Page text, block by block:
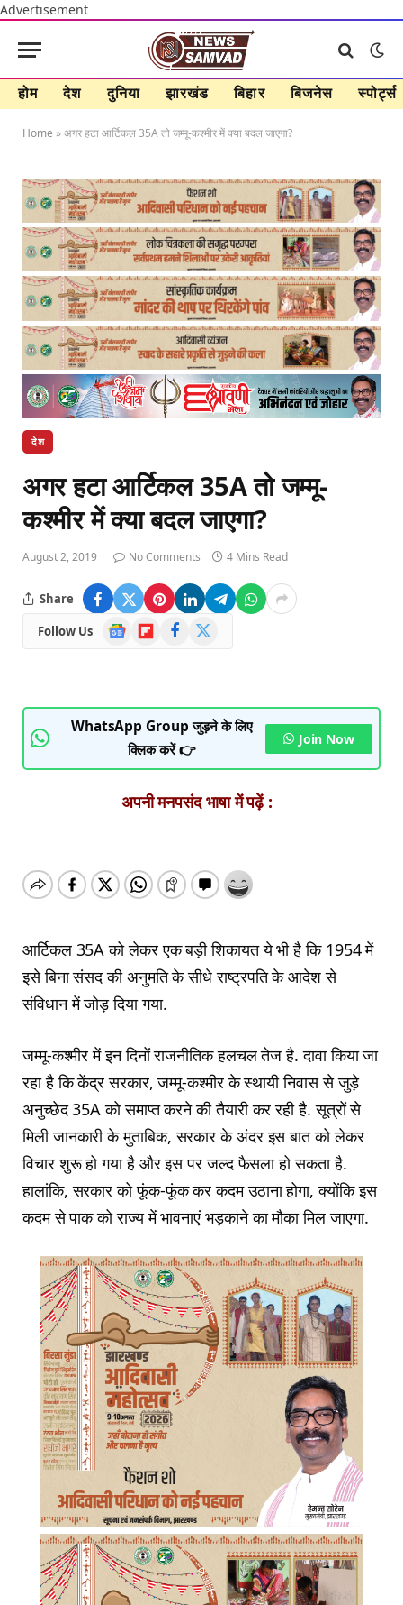
Advertisement
होम देश दुनिया झारखंड बिहार बिजनेस स्पोर्ट्स
Home »अगर हटा आर्टिकल 35A तो जम्मू-कश्मीर में क्या बदल जाएगा?
देश
अगर हटा आर्टिकल 35A तो जम्मू-
कश्मीर में क्या बदल जाएगा?
August 2, 2019 No Comments 4 Mins Read
Share
Follow Us
Google
News
FlipboardFacebook
WhatsApp Group जुड़ने के लिए
क्लिक करें 👉
Join Now
अपनी मनपसंद भाषा में पढ़ें :
आर्टिकल 35A को लेकर एक बड़ी शिकायत ये भी है कि 1954 में
इसे बिना संसद की अनुमति के सीधे राष्ट्रपति के आदेश से
संविधान में जोड़ दिया गया.
जम्मू-कश्मीर में इन दिनों राजनीतिक हलचल तेज है. दावा किया जा
रहा है कि केंद्र सरकार, जम्मू-कश्मीर के स्थायी निवास से जुड़े
अनुच्छेद 35A को समाप्त करने की तैयारी कर रही है. सूत्रों से
मिली जानकारी के मुताबिक, सरकार के अंदर इस बात को लेकर
विचार शुरू हो गया है और इस पर जल्द फैसला हो सकता है.
हालांकि, सरकार को फूंक-फूंक कर कदम उठाना होगा, क्योंकि इस
कदम से पाक को राज्य में भावनाएं भड़काने का मौका मिल जाएगा.